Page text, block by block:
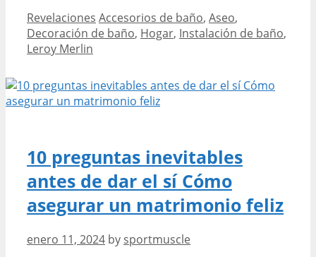
mejores
apliques
de
Categories
Revelaciones Tags
Accesorios de baño, Aseo,
Decoración de baño, Hogar, Instalación de baño,
Leroy Merlin
10 preguntas inevitables
antes de dar el sí Cómo
asegurar un matrimonio feliz
enero 11, 2024 by sportmuscle